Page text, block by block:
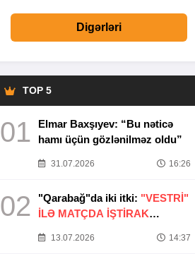
Digərləri
TOP 5
01
Elmar Baxşıyev: “Bu nəticə
hamı üçün gözlənilməz oldu”
31.07.2026 16:26
02 "Qarabağ"da iki itki: "VESTRİ"
İLƏ MATÇDA İŞTİRAK
13.07.2026 14:37